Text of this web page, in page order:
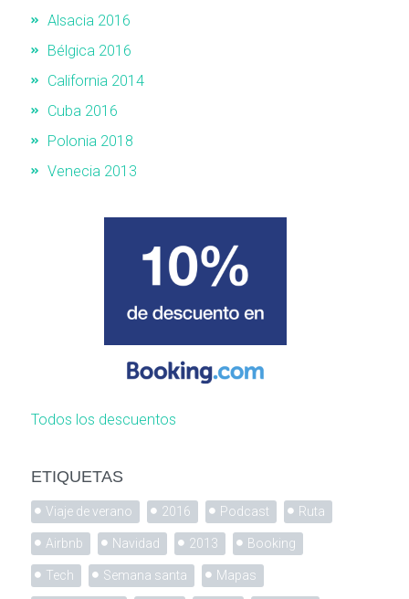
Alsacia 2016
Bélgica 2016
California 2014
Cuba 2016
Polonia 2018
Venecia 2013
Todos los descuentos
ETIQUETAS
Viaje de verano 2016 Podcast Ruta
Airbnb Navidad 2013 Booking
Tech Semana santa Mapas